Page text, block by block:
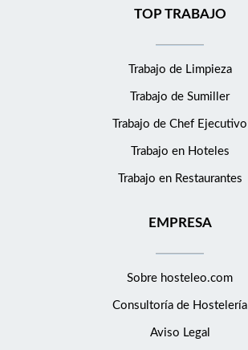
TOP TRABAJO
Trabajo de Limpieza
Trabajo de Sumiller
Trabajo de Chef Ejecutivo
Trabajo en Hoteles
Trabajo en Restaurantes
EMPRESA
Sobre hosteleo.com
Consultoría de Hostelería
Aviso Legal